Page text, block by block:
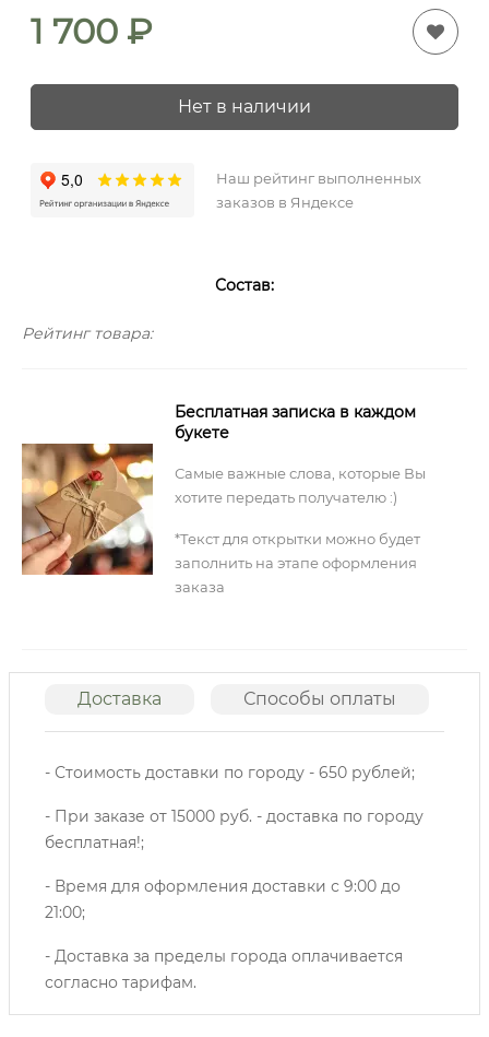
1 700 ₽
Нет в наличии
Наш рейтинг выполненных
заказов в Яндексе
Состав:
Рейтинг товара:
Бесплатная записка в каждом
букете
Самые важные слова, которые Вы
хотите передать получателю :)
*Текст для открытки можно будет
заполнить на этапе оформления
заказа
Доставка Способы оплаты
- Стоимость доставки по городу - 650 рублей;
- При заказе от 15000 руб. - доставка по городу
бесплатная!;
- Время для оформления доставки с 9:00 до
21:00;
- Доставка за пределы города оплачивается
согласно тарифам.